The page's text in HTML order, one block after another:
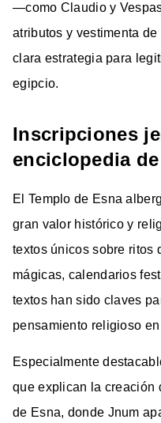
—como Claudio y
atributos y vestimenta
clara estrategia para
egipcio.
Inscripciones
enciclopedia
El Templo de Esna
gran valor histórico y
textos únicos sobre ritos
mágicas, calendarios
textos han sido claves
pensamiento religioso
Especialmente
que explican la creación
de Esna, donde Jnum